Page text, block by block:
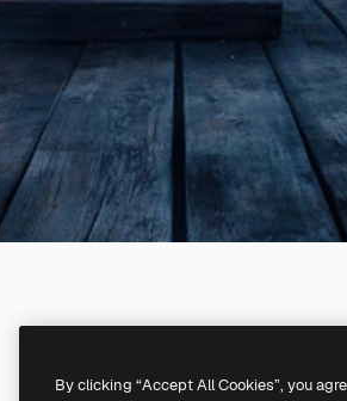
By clicking “Accept All Cookies”, you